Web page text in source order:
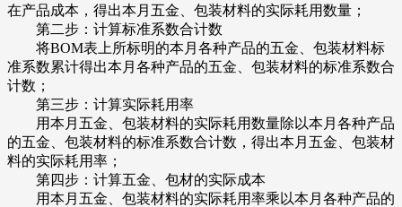
在产品成本，得出本月五金、包装材料的实际耗用数量；
第二步：计算标准系数合计数
将BOM表上所标明的本月各种产品的五金、包装材料标
准系数累计得出本月各种产品的五金、包装材料的标准系数合
计数；
第三步：计算实际耗用率
用本月五金、包装材料的实际耗用数量除以本月各种产品
的五金、包装材料的标准系数合计数，得出本月五金、包装材
料的实际耗用率；
第四步：计算五金、包材的实际成本
用本月五金、包装材料的实际耗用率乘以本月各种产品的